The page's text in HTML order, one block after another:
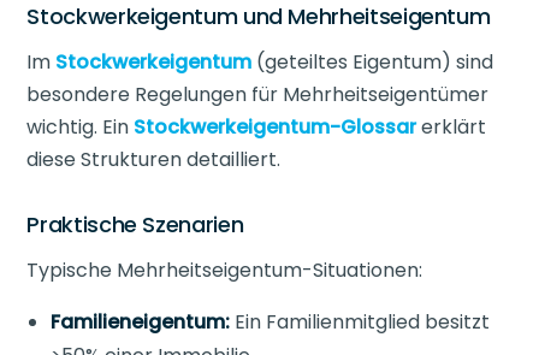
Stockwerkeigentum und Mehrheitseigentum
Im Stockwerkeigentum (geteiltes Eigentum) sind
besondere Regelungen für Mehrheitseigentümer
wichtig. Ein Stockwerkeigentum-Glossarerklärt
diese Strukturen detailliert.
Praktische Szenarien
Typische Mehrheitseigentum-Situationen:
Familieneigentum: Ein Familienmitglied besitzt